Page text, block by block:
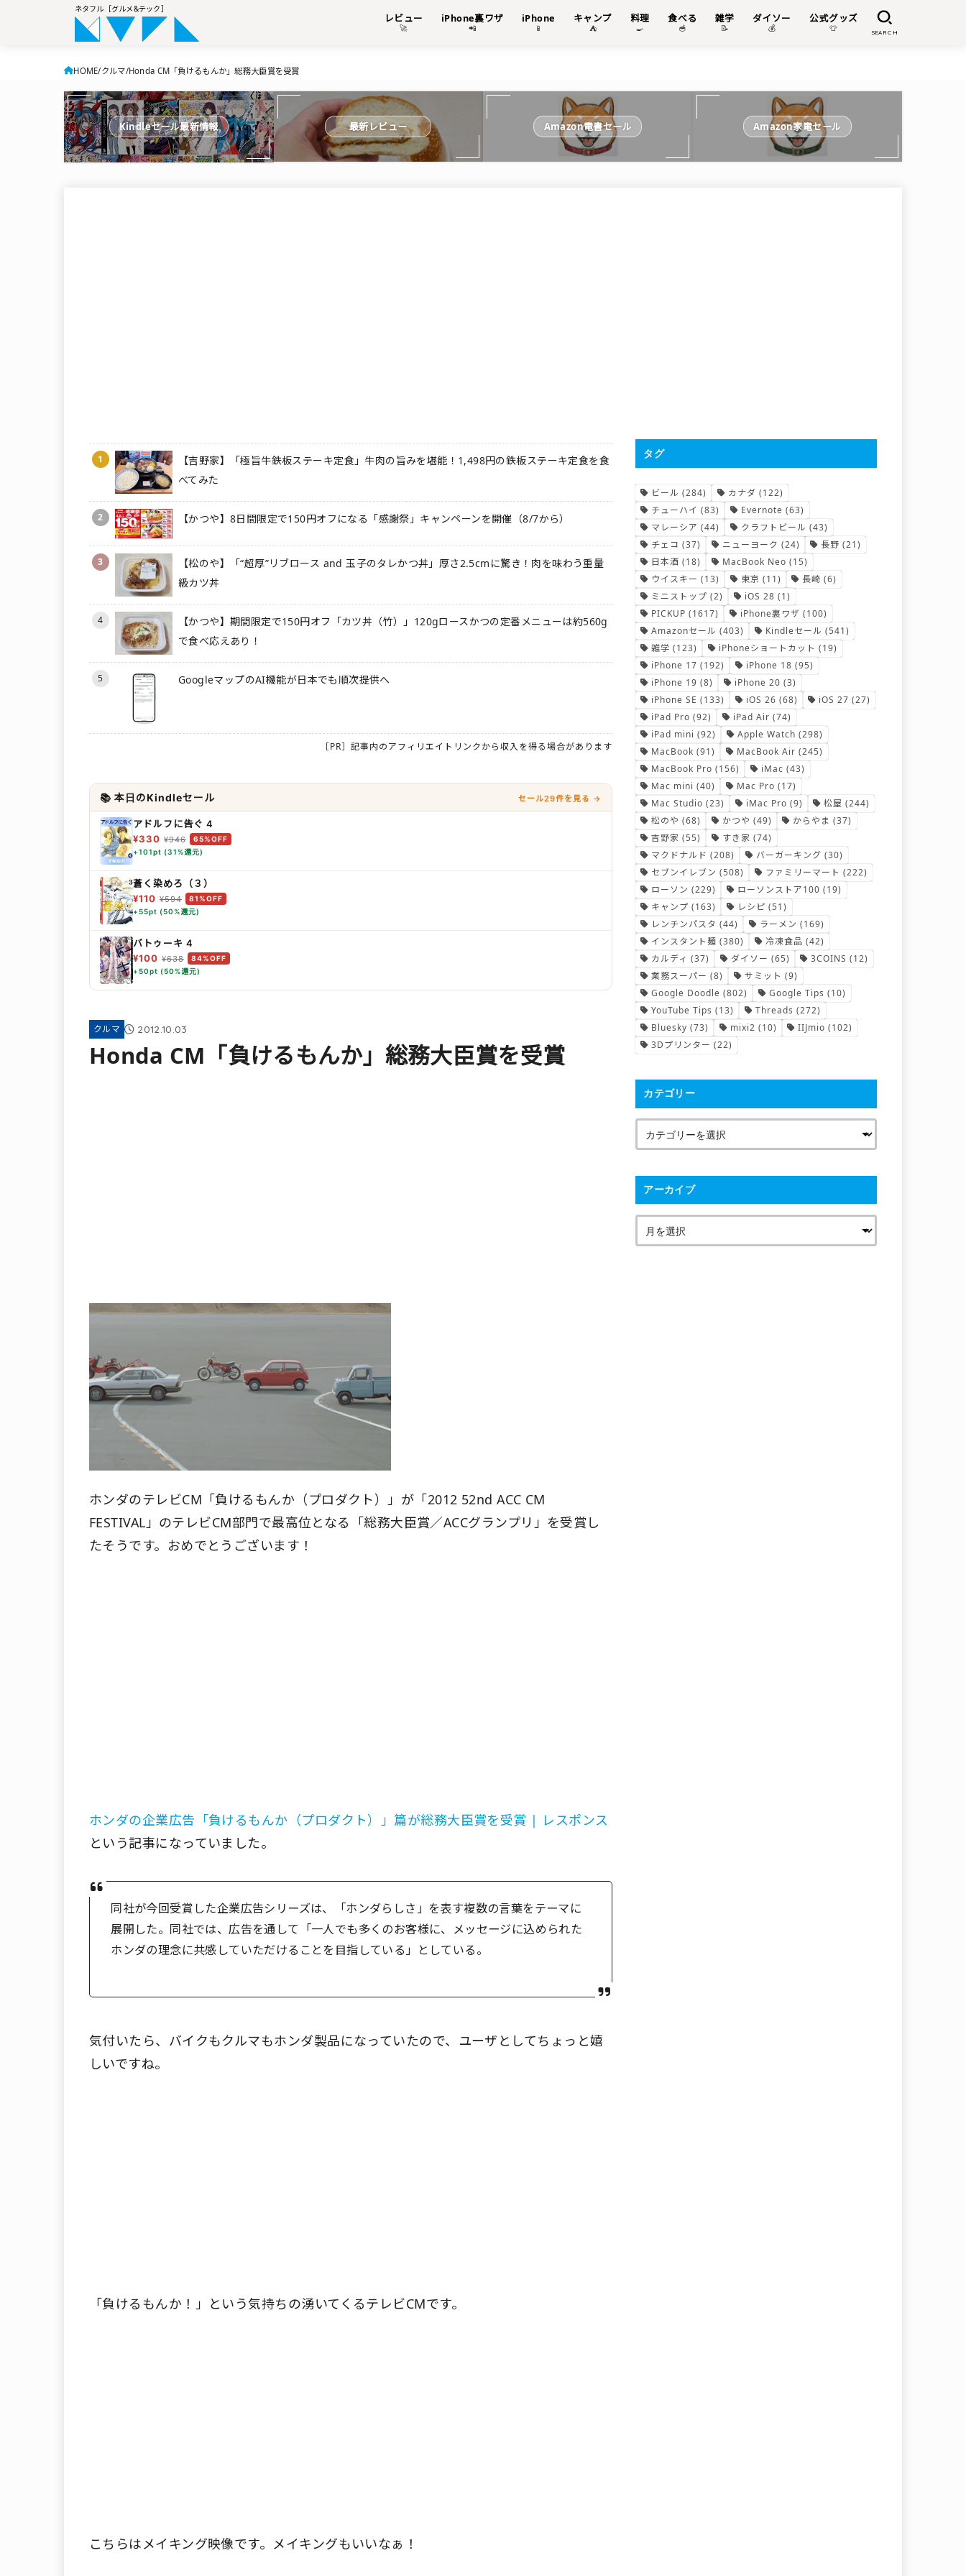
ネタフル［グルメ&テック］
レビュー
🚀
iPhone裏ワザ
📲
iPhone
📱
キャンプ
⛺
料理
🍳
食べる
🥣
雑学
📝
ダイソー
💰
公式グッズ
👕 SEARCH
HOME クルマ Honda CM「負けるもんか」総務大臣賞を受賞
Kindleセール最新情報 最新レビュー Amazon電書セール Amazon家電セール
1
【吉野家】「極旨牛鉄板ステーキ定食」牛肉の旨みを堪能！1,498円の鉄板ステーキ定食を食
べてみた
2 【かつや】8日間限定で150円オフになる「感謝祭」キャンペーンを開催（8/7から）
3
【松のや】「“超厚”リブロース and 玉子のタレかつ丼」厚さ2.5cmに驚き！肉を味わう重量
級カツ丼
4
【かつや】期間限定で150円オフ「カツ丼（竹）」120gロースかつの定番メニューは約560g
で食べ応えあり！
5 GoogleマップのAI機能が日本でも順次提供へ
［PR］記事内のアフィリエイトリンクから収入を得る場合があります
📚 本日のKindleセール セール29件を見る →
アドルフに告ぐ 4
¥330 ¥946
65%OFF
+101pt (31%還元)
蒼く染めろ（３）
¥110 ¥594
81%OFF
+55pt (50%還元)
バトゥーキ 4
¥100 ¥638
84%OFF
+50pt (50%還元)
クルマ 2012.10.03
Honda CM「負けるもんか」総務大臣賞を受賞
ホンダのテレビCM「負けるもんか（プロダクト）」が「2012 52nd ACC CM
FESTIVAL」のテレビCM部門で最高位となる「総務大臣賞／ACCグランプリ」を受賞し
たそうです。おめでとうございます！
ホンダの企業広告「負けるもんか（プロダクト）」篇が総務大臣賞を受賞 | レスポンス
という記事になっていました。
同社が今回受賞した企業広告シリーズは、「ホンダらしさ」を表す複数の言葉をテーマに
展開した。同社では、広告を通して「一人でも多くのお客様に、メッセージに込められた
ホンダの理念に共感していただけることを目指している」としている。
気付いたら、バイクもクルマもホンダ製品になっていたので、ユーザとしてちょっと嬉
しいですね。
「負けるもんか！」という気持ちの湧いてくるテレビCMです。
こちらはメイキング映像です。メイキングもいいなぁ！
タグ
ビール (284) カナダ (122)
チューハイ (83) Evernote (63)
マレーシア (44) クラフトビール (43)
チェコ (37) ニューヨーク (24) 長野 (21)
日本酒 (18) MacBook Neo (15)
ウイスキー (13) 東京 (11) 長崎 (6)
ミニストップ (2) iOS 28 (1)
PICKUP (1617) iPhone裏ワザ (100)
Amazonセール (403) Kindleセール (541)
雑学 (123) iPhoneショートカット (19)
iPhone 17 (192) iPhone 18 (95)
iPhone 19 (8) iPhone 20 (3)
iPhone SE (133) iOS 26 (68) iOS 27 (27)
iPad Pro (92) iPad Air (74)
iPad mini (92) Apple Watch (298)
MacBook (91) MacBook Air (245)
MacBook Pro (156) iMac (43)
Mac mini (40) Mac Pro (17)
Mac Studio (23) iMac Pro (9) 松屋 (244)
松のや (68) かつや (49) からやま (37)
吉野家 (55) すき家 (74)
マクドナルド (208) バーガーキング (30)
セブンイレブン (508) ファミリーマート (222)
ローソン (229) ローソンストア100 (19)
キャンプ (163) レシピ (51)
レンチンパスタ (44) ラーメン (169)
インスタント麺 (380) 冷凍食品 (42)
カルディ (37) ダイソー (65) 3COINS (12)
業務スーパー (8) サミット (9)
Google Doodle (802) Google Tips (10)
YouTube Tips (13) Threads (272)
Bluesky (73) mixi2 (10) IIJmio (102)
3Dプリンター (22)
カテゴリー
アーカイブ